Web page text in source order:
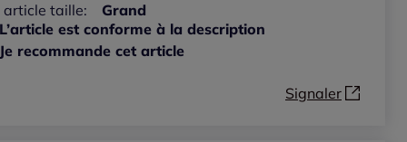
article taille:
Grand
est conforme à la description
recommande cet article
Signaler